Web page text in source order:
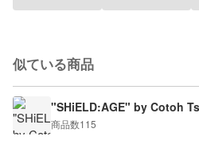
似ている商品
"SHiELD:AGE" by Cotoh
商品数115